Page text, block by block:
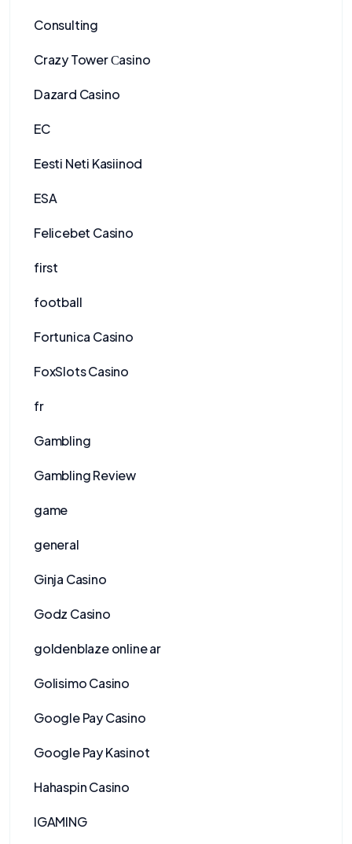
Consulting
Crazy Tower Сasino
Dazard Casino
EC
Eesti Neti Kasiinod
ESA
Felicebet Casino
first
football
Fortunica Casino
FoxSlots Casino
fr
Gambling
Gambling Review
game
general
Ginja Casino
Godz Casino
goldenblaze online ar
Golisimo Casino
Google Pay Casino
Google Pay Kasinot
Hahaspin Casino
IGAMING